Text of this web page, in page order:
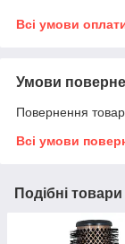
Всі умови
Умови
Повернення
Всі умови
Подібні товари